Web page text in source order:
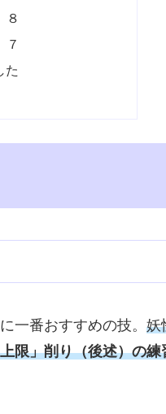
８
７
た
一番おすすめの技。 妖
限」削り（後述）の